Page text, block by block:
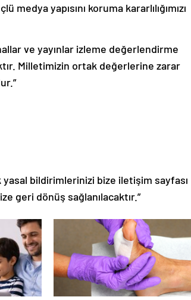
yapısını koruma kararlılığımızı
ve yayınlar izleme değerlendirme
Milletimizin ortak değerlerine zarar
bildirimlerinizi bize iletişim sayfası
geri dönüş sağlanılacaktır.”